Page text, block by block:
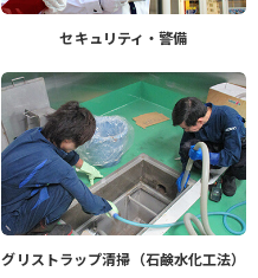
セキュリティ・警備
グリストラップ清掃（石鹸水化工法）